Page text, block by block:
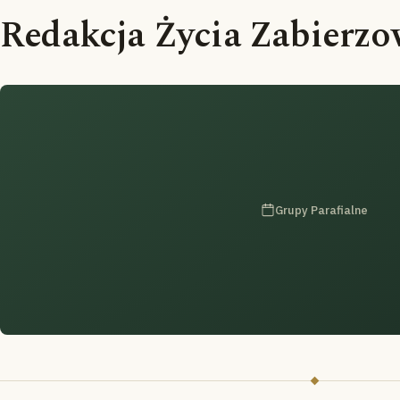
Redakcja Życia
Grupy Parafialne